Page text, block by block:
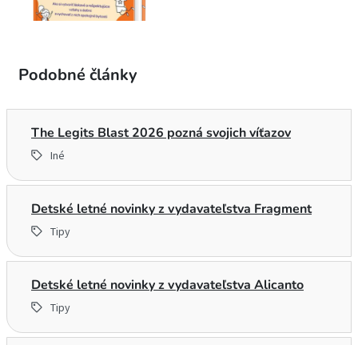
Podobné články
The Legits Blast 2026 pozná svojich víťazov
Iné
Detské letné novinky z vydavateľstva Fragment
Tipy
Detské letné novinky z vydavateľstva Alicanto
Tipy